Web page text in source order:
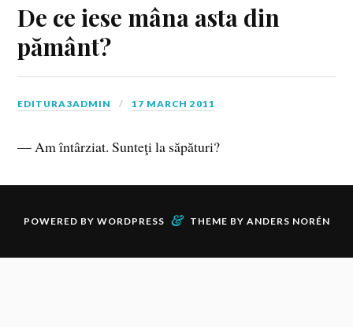
De ce iese mâna asta din
pământ?
EDITURA3ADMIN 17 MARCH 2011
— Am întârziat. Sunteţi la săpături?
POWERED BY WORDPRESS & THEME BY ANDERS NORÉN